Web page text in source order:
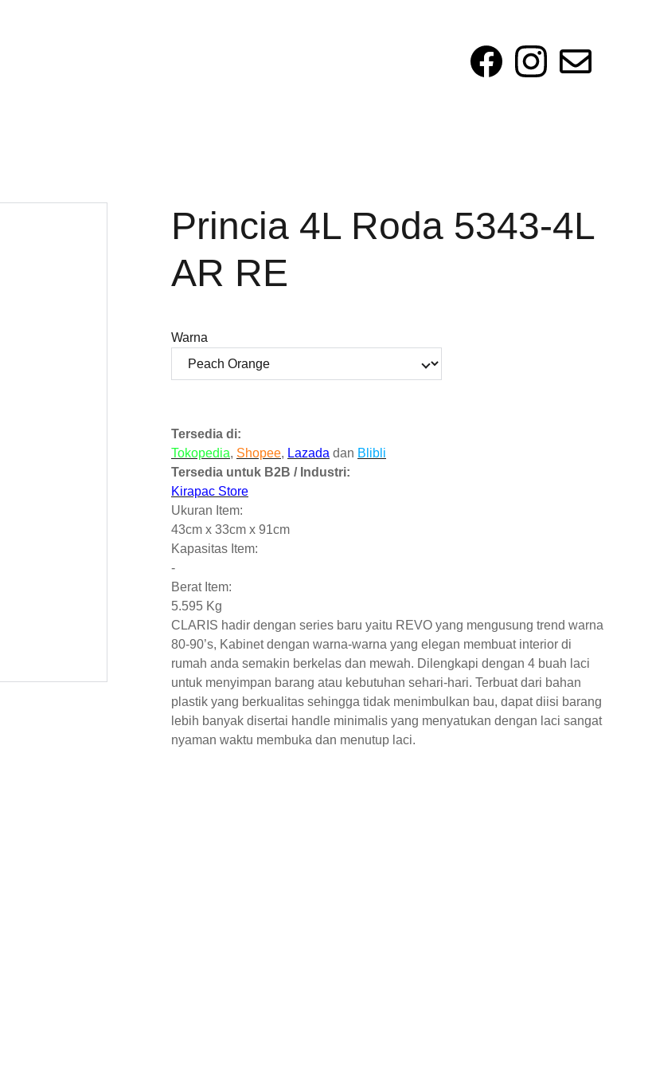
Princia 4L Roda 5343-4L
AR RE
Warna
Tersedia di:
Tokopedia, Shopee, Lazada dan Blibli
Tersedia untuk B2B / Industri:
Kirapac Store
Ukuran Item:
43cm x 33cm x 91cm
Kapasitas Item:
-
Berat Item:
5.595 Kg
CLARIS hadir dengan series baru yaitu REVO yang mengusung trend warna
80-90’s, Kabinet dengan warna-warna yang elegan membuat interior di
rumah anda semakin berkelas dan mewah. Dilengkapi dengan 4 buah laci
untuk menyimpan barang atau kebutuhan sehari-hari. Terbuat dari bahan
plastik yang berkualitas sehingga tidak menimbulkan bau, dapat diisi barang
lebih banyak disertai handle minimalis yang menyatukan dengan laci sangat
nyaman waktu membuka dan menutup laci.